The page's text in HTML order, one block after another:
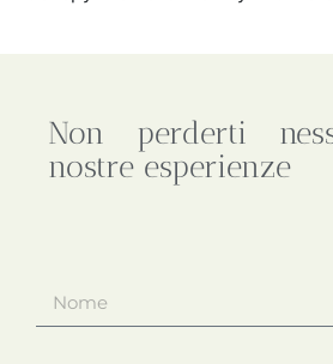
Non perderti
nostre esperienze